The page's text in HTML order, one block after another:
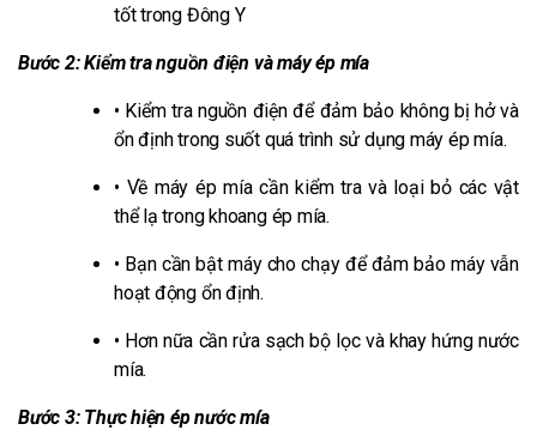
tốt trong Đông Y
Bước 2: Kiểm tra nguồn điện và máy ép mía
• Kiểm tra nguồn điện để đảm bảo không bị hở và
ổn định trong suốt quá trình sử dụng máy ép mía.
• Về máy ép mía cần kiểm tra và loại bỏ các vật
thể lạ trong khoang ép mía.
• Bạn cần bật máy cho chạy để đảm bảo máy vẫn
hoạt động ổn định.
• Hơn nữa cần rửa sạch bộ lọc và khay hứng nước
mía.
Bước 3: Thực hiện ép nước mía